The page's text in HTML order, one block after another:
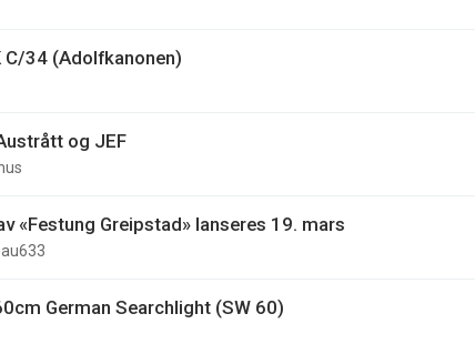
C/34 (Adolfkanonen)
og JEF
«Festung Greipstad» lanseres 19. mars
German Searchlight (SW 60)